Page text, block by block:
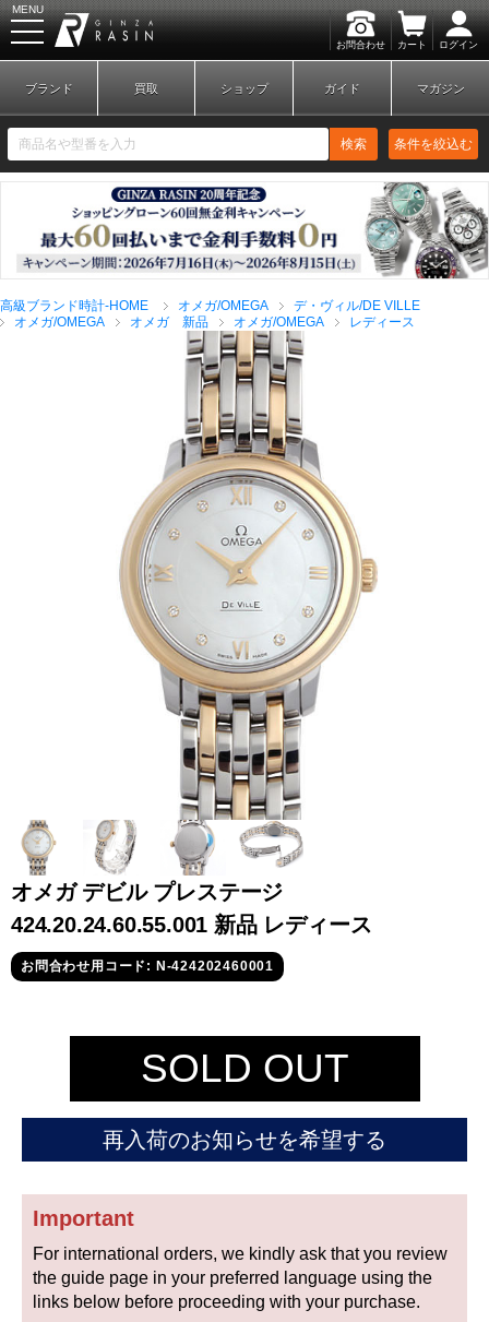
お問合わせ カート ログイン
MENU
新規会員登録 ログイン
ブランドから探す
全てのブランドを見
ロレックス
フィリップ
ウブロ
グランド
セイコー
オメガ
コンスタンタン
商品の状態から探す
ブランド 買取 ショップ ガイド マガジン
検索 条件を絞込む
高級ブランド時計-HOME オメガ/OMEGA
デ・ヴィル/DE VILLE
オメガ/OMEGA
オメガ 新品 オメガ/OMEGA レディース
オメガ デビル プレステージ
424.20.24.60.55.001 新品 レディース
お問合わせ用コード: N-424202460001
SOLD OUT
再入荷のお知らせを希望する
Important
For international orders, we kindly ask that you review
the guide page in your preferred language using the
links below before proceeding with your purchase.